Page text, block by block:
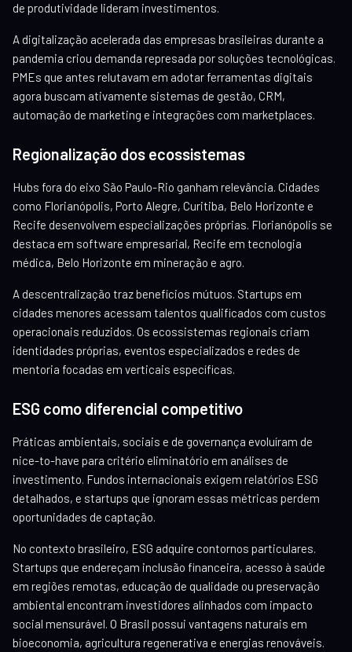
de produtividade lideram investimentos.
A digitalização acelerada das empresas brasileiras durante a
pandemia criou demanda represada por soluções tecnológicas.
PMEs que antes relutavam em adotar ferramentas digitais
agora buscam ativamente sistemas de gestão, CRM,
automação de marketing e integrações com marketplaces.
Regionalização dos ecossistemas
Hubs fora do eixo São Paulo-Rio ganham relevância. Cidades
como Florianópolis, Porto Alegre, Curitiba, Belo Horizonte e
Recife desenvolvem especializações próprias. Florianópolis se
destaca em software empresarial, Recife em tecnologia
médica, Belo Horizonte em mineração e agro.
A descentralização traz benefícios mútuos. Startups em
cidades menores acessam talentos qualificados com custos
operacionais reduzidos. Os ecossistemas regionais criam
identidades próprias, eventos especializados e redes de
mentoria focadas em verticais específicas.
ESG como diferencial competitivo
Práticas ambientais, sociais e de governança evoluíram de
nice-to-have para critério eliminatório em análises de
investimento. Fundos internacionais exigem relatórios ESG
detalhados, e startups que ignoram essas métricas perdem
oportunidades de captação.
No contexto brasileiro, ESG adquire contornos particulares.
Startups que endereçam inclusão financeira, acesso à saúde
em regiões remotas, educação de qualidade ou preservação
ambiental encontram investidores alinhados com impacto
social mensurável. O Brasil possui vantagens naturais em
bioeconomia, agricultura regenerativa e energias renováveis.